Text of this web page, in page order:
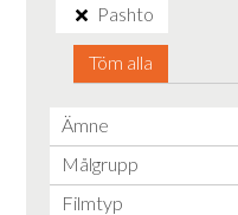
Pashto
Töm alla
Ämne
Målgrupp
Filmtyp